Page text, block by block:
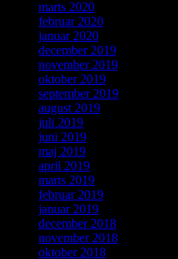
marts 2020
februar 2020
januar 2020
december 2019
november 2019
oktober 2019
september 2019
august 2019
juli 2019
juni 2019
maj 2019
april 2019
marts 2019
februar 2019
januar 2019
december 2018
november 2018
oktober 2018